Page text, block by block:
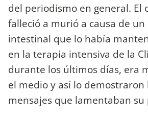
del periodismo en general. El
falleció a murió a causa de un
intestinal que lo había
en la terapia intensiva de la
durante los últimos días, era
el medio y así lo demostraron
mensajes que lamentaban